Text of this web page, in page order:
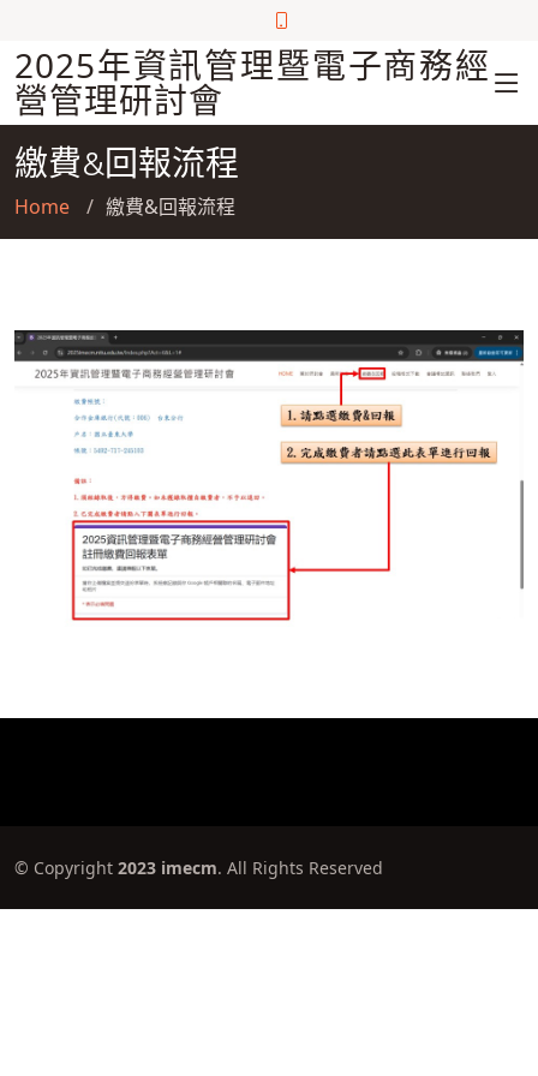
2025年資訊管理暨電子商務經
營管理研討會
繳費&回報流程
Home 繳費&回報流程
© Copyright 2023 imecm. All Rights Reserved